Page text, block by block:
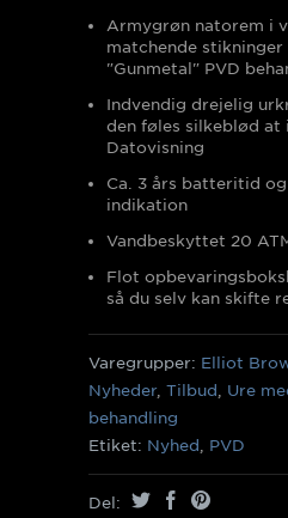
Armygrøn natorem i
matchende
"Gunmetal" PVD
Indvendig drejelig
den føles silkeblød at
Datovisning
Ca. 3 års batteritid
indikation
Vandbeskyttet 20
Flot
så du selv kan skifte
Varegrupper: Elliot
Nyheder Tilbud
Ure
behandling
Etiket: Nyhed PVD
Del: